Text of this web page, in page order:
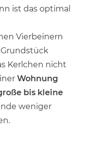
ist das optimal
Vierbeinern
Kerlchen nicht
Wohnung
bis kleine
weniger